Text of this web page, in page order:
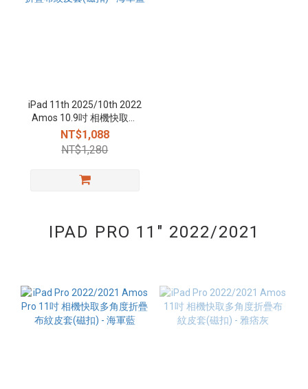
iPad 11th 2025/10th 2022
Amos 10.9吋 相機快取多
角度折疊布紋皮套(磁扣) -
海軍藍
NT$1,088
NT$1,280
IPAD PRO 11" 2022/2021